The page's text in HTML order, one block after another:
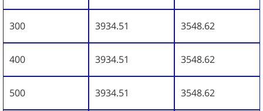
300 3934.51 3548.62
400 3934.51 3548.62
500 3934.51 3548.62